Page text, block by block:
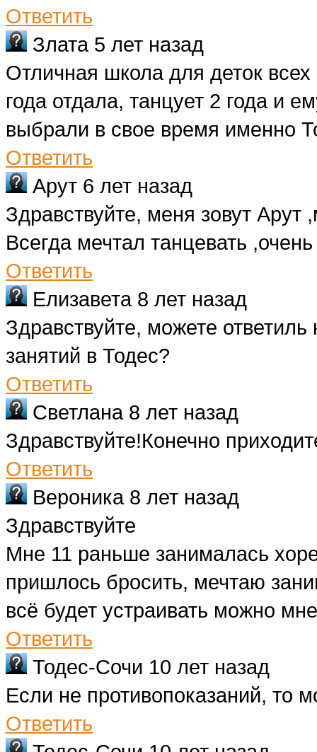
Ответить
Злата 5 лет назад
Отличная школа для деток
года отдала, танцует 2 года и
выбрали в свое время именно
Ответить
Арут 6 лет назад
Здравствуйте, меня зовут Арут
Всегда мечтал танцевать
Ответить
Елизавета 8 лет назад
Здравствуйте, можете
занятий в Тодес?
Ответить
Светлана 8 лет назад
Здравствуйте!Конечно
Ответить
Вероника 8 лет назад
Здравствуйте
Мне 11 раньше занималась
пришлось бросить, мечтаю
всё будет устраивать можно
Ответить
Тодес-Сочи 10 лет назад
Если не противопоказаний, то
Ответить